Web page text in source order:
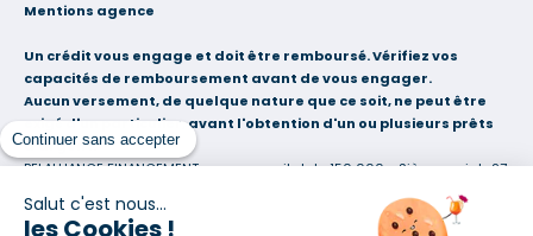
Continuer sans accepter
Salut c'est nous...
les Cookies !
Mentions agence
Un crédit vous engage et doit être remboursé. Vérifiez vos
capacités de remboursement avant de vous engager.
Aucun versement, de quelque nature que ce soit, ne peut être
exigé d'un particulier, avant l'obtention d'un ou plusieurs prêts
d'argent.
BELALLIANCE FINANCEMENT  sas au capital de 150 000 - Siège social : 27
avenue de la Résistance 93340 Le Raincy  RCS Bobigny 534219423
Courtier en opérations de banque et en services de paiement (COBSP),